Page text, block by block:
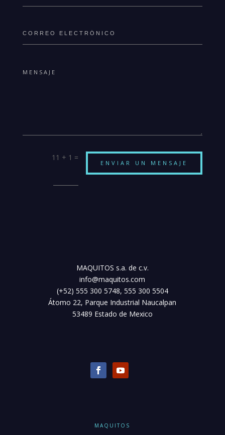
11 + 1 =
ENVIAR UN MENSAJE
MAQUITOS s.a. de c.v.
info@maquitos.com
(+52) 555 300 5748, 555 300 5504
Átomo 22, Parque Industrial Naucalpan
53489 Estado de Mexico
MAQUITOS